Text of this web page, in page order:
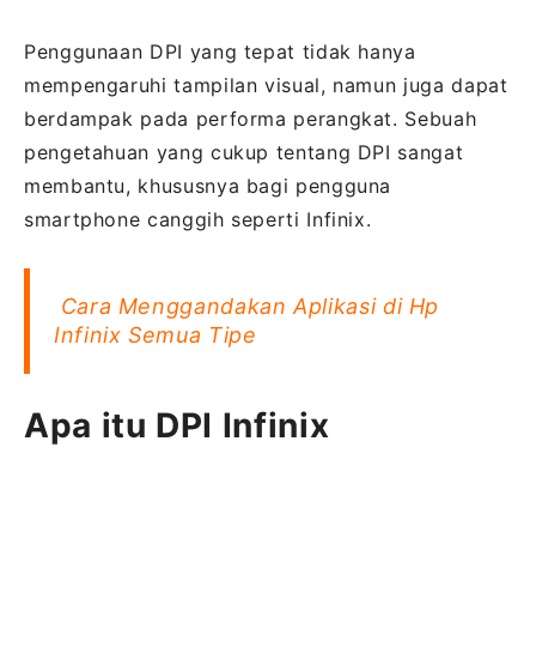
Penggunaan DPI yang tepat tidak hanya
mempengaruhi tampilan visual, namun juga dapat
berdampak pada performa perangkat. Sebuah
pengetahuan yang cukup tentang DPI sangat
membantu, khususnya bagi pengguna
smartphone canggih seperti Infinix.
Cara Menggandakan Aplikasi di Hp
Infinix Semua Tipe
Apa itu DPI Infinix